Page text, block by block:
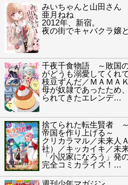
みいちゃんと山田さん
亜月ねね
2012年、新宿。
夜の街でキャバクラ嬢
千夜千食物語 ～敗国
がどうも溺愛してくれ
枝豆ずんだ／ＭＡＭＡ
母が奴隷であったため
られてきたエレンデ…
捨てられた転生賢者
帝国を作り上げる～
クリカラマル／未来人
社）／キッカイキ／未
「小説家になろう」発
完全コミカライズ！ …